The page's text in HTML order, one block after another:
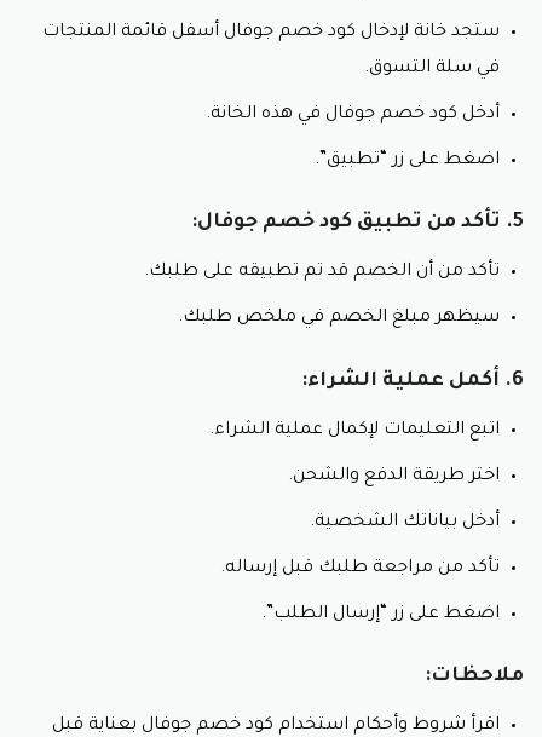
ستجد خانة لإدخال كود خصم جوفال أسفل قائمة المنتجات
في سلة التسوق.
أدخل كود خصم جوفال في هذه الخانة.
اضغط على زر “تطبيق”.
5. تأكد من تطبيق كود خصم جوفال:
تأكد من أن الخصم قد تم تطبيقه على طلبك.
سيظهر مبلغ الخصم في ملخص طلبك.
6. أكمل عملية الشراء:
اتبع التعليمات لإكمال عملية الشراء.
اختر طريقة الدفع والشحن.
أدخل بياناتك الشخصية.
تأكد من مراجعة طلبك قبل إرساله.
اضغط على زر “إرسال الطلب”.
ملاحظات:
اقرأ شروط وأحكام استخدام كود خصم جوفال بعناية قبل